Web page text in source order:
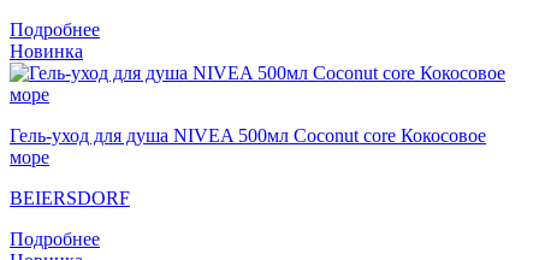
Подробнее
Новинка
Гель-уход для душа NIVEA 500мл Coconut core Кокосовое
море
BEIERSDORF
Подробнее